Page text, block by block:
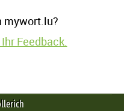
mywort.lu?
Feedback.